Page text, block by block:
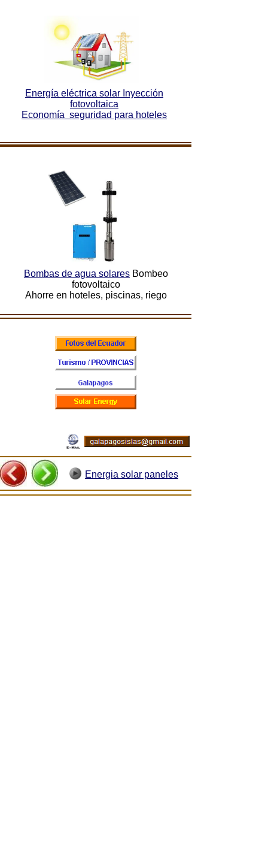
Energia solar paneles
Bombas de agua solares Bombeo
fotovoltaico
Ahorre en hoteles, piscinas, riego
Energía eléctrica solar Inyección
fotovoltaica
Economía seguridad para hoteles